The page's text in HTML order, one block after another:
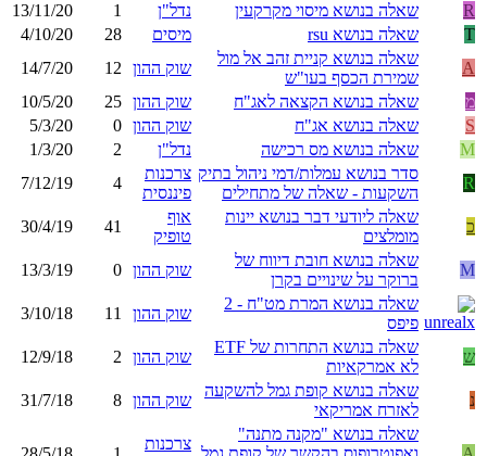
R
שאלה בנושא מיסוי מקרקעין נדל"ן 1
13/11/20
T
שאלה בנושא rsu מיסים 28
4/10/20
A
שאלה בנושא קניית זהב אל מול
שמירת הכסף בעו"ש
שוק ההון 12
14/7/20
מ
שאלה בנושא הקצאה לאג"ח שוק ההון 25
10/5/20
S
שאלה בנושא אג"ח שוק ההון 0
5/3/20
M
שאלה בנושא מס רכישה נדל"ן 2
1/3/20
R
סדר בנושא עמלות/דמי ניהול בתיק
השקעות - שאלה של מתחילים
צרכנות
פיננסית
4
7/12/19
כ
שאלה ליודעי דבר בנושא יינות
מומלצים
אוף
טופיק
41
30/4/19
M
שאלה בנושא חובת דיווח של
ברוקר על שינויים בקרן
שוק ההון 0
13/3/19
שאלה בנושא המרת מט"ח - 2
פיפס
שוק ההון 11
3/10/18
ש
שאלה בנושא התחרות של ETF
לא אמרקאיות
שוק ההון 2
12/9/18
נ
שאלה בנושא קופת גמל להשקעה
לאזרח אמריקאי
שוק ההון 8
31/7/18
שאלה בנושא "מקנה מתנה"
צרכנות